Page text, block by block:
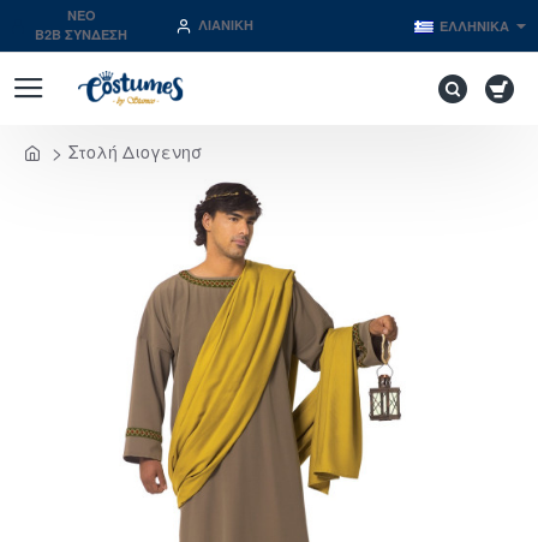
NEO
B2B ΣΥΝΔΕΣΗ
ΛΙΑΝΙΚΉ ΕΛΛΗΝΙΚΆ
Στολή Διογενησ